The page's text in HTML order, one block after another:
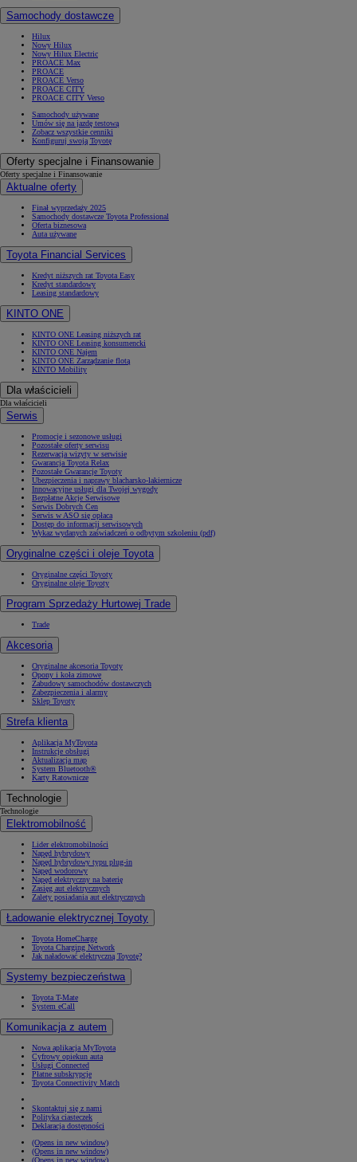
Samochody dostawcze
Hilux
Nowy Hilux
Nowy Hilux Electric
PROACE Max
PROACE
PROACE Verso
PROACE CITY
PROACE CITY Verso
Samochody używane
Umów się na jazdę testową
Zobacz wszystkie cenniki
Konfiguruj swoją Toyotę
Oferty specjalne i Finansowanie
Oferty specjalne i Finansowanie
Aktualne oferty
Finał wyprzedaży 2025
Samochody dostawcze Toyota Professional
Oferta biznesowa
Auta używane
Toyota Financial Services
Kredyt niższych rat Toyota Easy
Kredyt standardowy
Leasing standardowy
KINTO ONE
KINTO ONE Leasing niższych rat
KINTO ONE Leasing konsumencki
KINTO ONE Najem
KINTO ONE Zarządzanie flotą
KINTO Mobility
Dla właścicieli
Dla właścicieli
Serwis
Promocje i sezonowe usługi
Pozostałe oferty serwisu
Rezerwacja wizyty w serwisie
Gwarancja Toyota Relax
Pozostałe Gwarancje Toyoty
Ubezpieczenia i naprawy blacharsko-lakiernicze
Innowacyjne usługi dla Twojej wygody
Bezpłatne Akcje Serwisowe
Serwis Dobrych Cen
Serwis w ASO się opłaca
Dostęp do informacji serwisowych
Wykaz wydanych zaświadczeń o odbytym szkoleniu (pdf)
Oryginalne części i oleje Toyota
Oryginalne części Toyoty
Oryginalne oleje Toyoty
Program Sprzedaży Hurtowej Trade
Trade
Akcesoria
Oryginalne akcesoria Toyoty
Opony i koła zimowe
Zabudowy samochodów dostawczych
Zabezpieczenia i alarmy
Sklep Toyoty
Strefa klienta
Aplikacja MyToyota
Instrukcje obsługi
Aktualizacja map
System Bluetooth®
Karty Ratownicze
Technologie
Technologie
Elektromobilność
Lider elektromobilności
Napęd hybrydowy
Napęd hybrydowy typu plug-in
Napęd wodorowy
Napęd elektryczny na baterię
Zasięg aut elektrycznych
Zalety posiadania aut elektrycznych
Ładowanie elektrycznej Toyoty
Toyota HomeCharge
Toyota Charging Network
Jak naładować elektryczną Toyotę?
Systemy bezpieczeństwa
Toyota T-Mate
System eCall
Komunikacja z autem
Nowa aplikacja MyToyota
Cyfrowy opiekun auta
Usługi Connected
Płatne subskrypcje
Toyota Connectivity Match
Skontaktuj się z nami
Polityka ciasteczek
Deklaracja dostępności
(Opens in new window)
(Opens in new window)
(Opens in new window)